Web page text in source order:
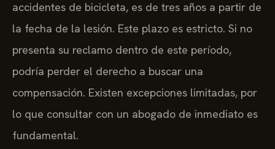
accidentes de bicicleta, es de tres años a partir de
la fecha de la lesión. Este plazo es estricto. Si no
presenta su reclamo dentro de este período,
podría perder el derecho a buscar una
compensación. Existen excepciones limitadas, por
lo que consultar con un abogado de inmediato es
fundamental.